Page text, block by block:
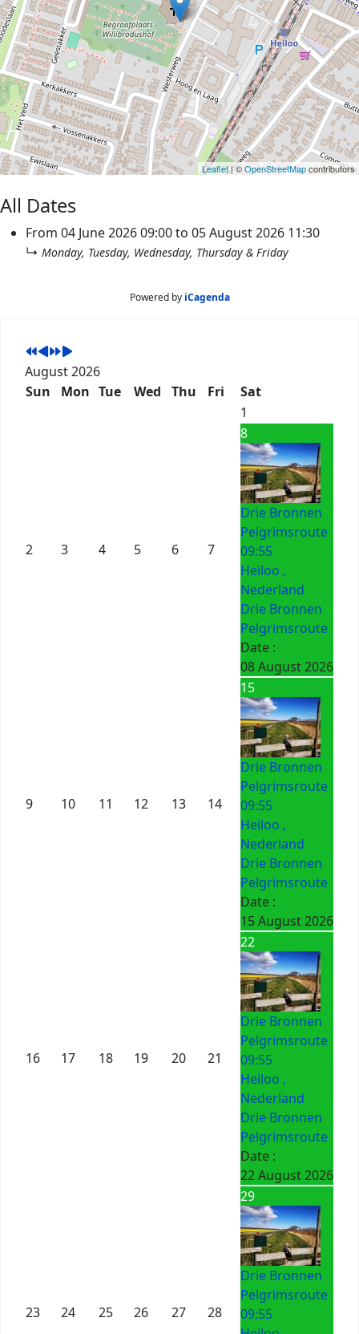
Leaflet| ©OpenStreetMapcontributors
All Dates
From 04 June 202609:00to 05 August 2026 11:30
↳ Monday, Tuesday, Wednesday, Thursday & Friday
Powered by iCagenda
August 2026
Sun
Mon Tue Wed Thu Fri
Sat
1
2 3 4 5 6 7
8
Drie Bronnen
Pelgrimsroute
09:55
Heiloo ,
Nederland
Drie Bronnen
Pelgrimsroute
Date :
08 August 2026
9 10 11 12 13 14
15
Drie Bronnen
Pelgrimsroute
09:55
Heiloo ,
Nederland
Drie Bronnen
Pelgrimsroute
Date :
15 August 2026
16 17 18 19 20 21
22
Drie Bronnen
Pelgrimsroute
09:55
Heiloo ,
Nederland
Drie Bronnen
Pelgrimsroute
Date :
22 August 2026
23 24 25 26 27 28
29
Drie Bronnen
Pelgrimsroute
09:55